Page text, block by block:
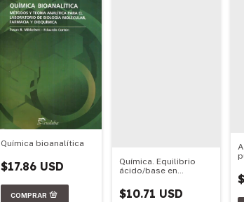
Química bioanalítica
$17.86 USD
Química. Equilibrio
ácido/base en
$10.71 USD